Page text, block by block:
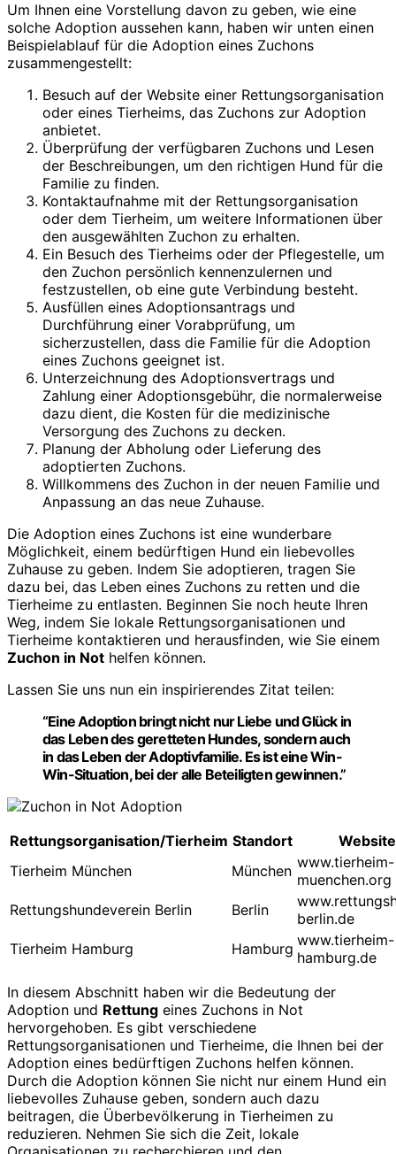
Um Ihnen eine Vorstellung davon zu geben, wie eine
solche Adoption aussehen kann, haben wir unten einen
Beispielablauf für die Adoption eines Zuchons
zusammengestellt:
Besuch auf der Website einer Rettungsorganisation
oder eines Tierheims, das Zuchons zur Adoption
anbietet.
Überprüfung der verfügbaren Zuchons und Lesen
der Beschreibungen, um den richtigen Hund für die
Familie zu finden.
Kontaktaufnahme mit der Rettungsorganisation
oder dem Tierheim, um weitere Informationen über
den ausgewählten Zuchon zu erhalten.
Ein Besuch des Tierheims oder der Pflegestelle, um
den Zuchon persönlich kennenzulernen und
festzustellen, ob eine gute Verbindung besteht.
Ausfüllen eines Adoptionsantrags und
Durchführung einer Vorabprüfung, um
sicherzustellen, dass die Familie für die Adoption
eines Zuchons geeignet ist.
Unterzeichnung des Adoptionsvertrags und
Zahlung einer Adoptionsgebühr, die normalerweise
dazu dient, die Kosten für die medizinische
Versorgung des Zuchons zu decken.
Planung der Abholung oder Lieferung des
adoptierten Zuchons.
Willkommens des Zuchon in der neuen Familie und
Anpassung an das neue Zuhause.
Die Adoption eines Zuchons ist eine wunderbare
Möglichkeit, einem bedürftigen Hund ein liebevolles
Zuhause zu geben. Indem Sie adoptieren, tragen Sie
dazu bei, das Leben eines Zuchons zu retten und die
Tierheime zu entlasten. Beginnen Sie noch heute Ihren
Weg, indem Sie lokale Rettungsorganisationen und
Tierheime kontaktieren und herausfinden, wie Sie einem
Zuchon in Not helfen können.
Lassen Sie uns nun ein inspirierendes Zitat teilen:
“Eine Adoption bringt nicht nur Liebe und Glück in
das Leben des geretteten Hundes, sondern auch
in das Leben der Adoptivfamilie. Es ist eine Win-
Win-Situation, bei der alle Beteiligten gewinnen.”
Rettungsorganisation/Tierheim Standort
Website
Tierheim München
München www.tierheim-
muenchen.org
Rettungshundeverein Berlin
Berlin
berlin.de
Tierheim Hamburg
Hamburg www.tierheim-
hamburg.de
In diesem Abschnitt haben wir die Bedeutung der
Adoption und Rettung eines Zuchons in Not
hervorgehoben. Es gibt verschiedene
Rettungsorganisationen und Tierheime, die Ihnen bei der
Adoption eines bedürftigen Zuchons helfen können.
Durch die Adoption können Sie nicht nur einem Hund ein
liebevolles Zuhause geben, sondern auch dazu
beitragen, die Überbevölkerung in Tierheimen zu
reduzieren. Nehmen Sie sich die Zeit, lokale